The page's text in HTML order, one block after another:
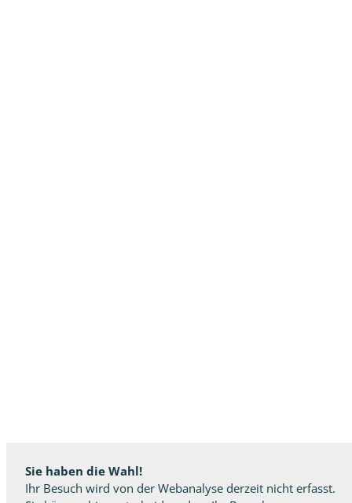
Sie haben die Wahl!
Ihr Besuch wird von der Webanalyse derzeit nicht erfasst.